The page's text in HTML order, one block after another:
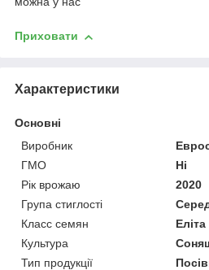
Приховати
Характеристики
Основні
Виробник
ГМО
Ні
Рік врожаю
2020
Група стиглості
Класс семян
Еліта
Культура
Тип продукції